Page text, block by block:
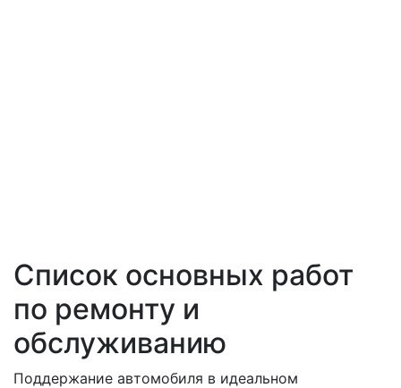
Список основных работ
по ремонту и
обслуживанию
Поддержание автомобиля в идеальном